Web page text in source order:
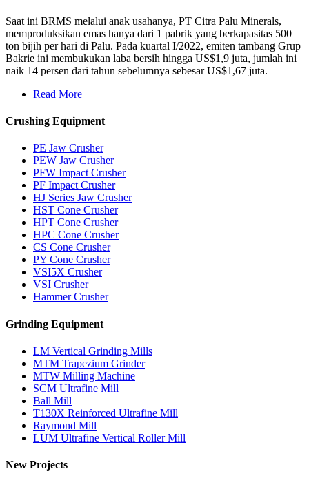
Saat ini BRMS melalui anak usahanya, PT Citra Palu Minerals,
memproduksikan emas hanya dari 1 pabrik yang berkapasitas 500
ton bijih per hari di Palu. Pada kuartal I/2022, emiten tambang Grup
Bakrie ini membukukan laba bersih hingga US$1,9 juta, jumlah ini
naik 14 persen dari tahun sebelumnya sebesar US$1,67 juta.
Read More
Crushing Equipment
PE Jaw Crusher
PEW Jaw Crusher
PFW Impact Crusher
PF Impact Crusher
HJ Series Jaw Crusher
HST Cone Crusher
HPT Cone Crusher
HPC Cone Crusher
CS Cone Crusher
PY Cone Crusher
VSI5X Crusher
VSI Crusher
Hammer Crusher
Grinding Equipment
LM Vertical Grinding Mills
MTM Trapezium Grinder
MTW Milling Machine
SCM Ultrafine Mill
Ball Mill
T130X Reinforced Ultrafine Mill
Raymond Mill
LUM Ultrafine Vertical Roller Mill
New Projects